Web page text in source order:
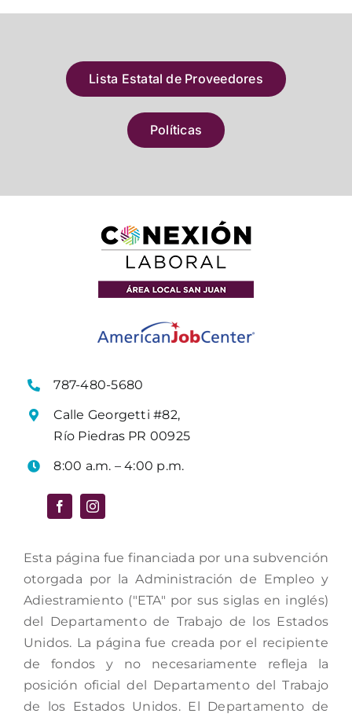
Lista Estatal de Proveedores
Políticas
787-480-5680
Calle Georgetti #82,
Río Piedras PR 00925
8:00 a.m. – 4:00 p.m.
Esta página fue financiada por una subvención
otorgada por la Administración de Empleo y
Adiestramiento ("ETA" por sus siglas en inglés)
del Departamento de Trabajo de los Estados
Unidos. La página fue creada por el recipiente
de fondos y no necesariamente refleja la
posición oficial del Departamento del Trabajo
de los Estados Unidos. El Departamento de